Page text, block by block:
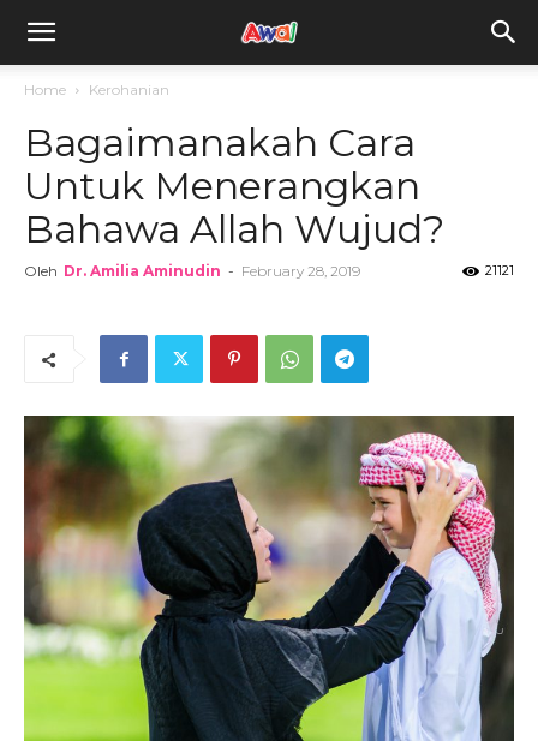
awal.my
Home Kerohanian
Bagaimanakah Cara
Untuk Menerangkan
Bahawa Allah Wujud?
Oleh Dr. Amilia Aminudin - February 28, 2019 21121